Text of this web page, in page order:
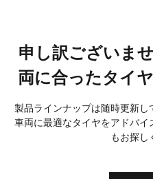
申し訳ございま
両に合ったタイ
製品ラインナップは随時更新
車両に最適なタイヤをアドバ
もお探し